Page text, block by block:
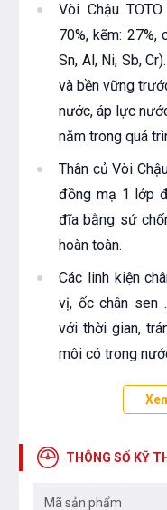
Vòi Chậu
70%, kẽm: 27%,
Sn, Al, Ni, Sb,
và bền vững
nước, áp lực
năm trong quá
Thân củ Vòi
đồng mạ 1 lớp
đĩa bằng sứ
hoàn toàn.
Các linh kiện
vị, ốc chân sen
với thời gian,
môi có trong
Roăng cao su
rỉ nước trước
quản tránh sự
THÔNG SỐ KỸ
Mã sản phẩm